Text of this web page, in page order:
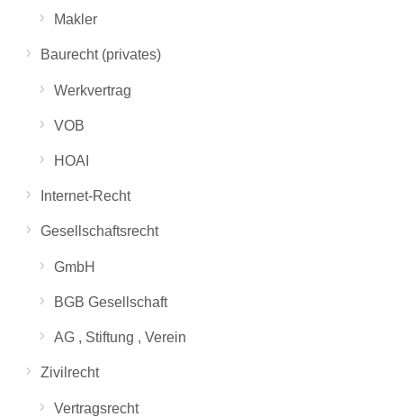
Makler
Baurecht (privates)
Werkvertrag
VOB
HOAI
Internet-Recht
Gesellschaftsrecht
GmbH
BGB Gesellschaft
AG , Stiftung , Verein
Zivilrecht
Vertragsrecht